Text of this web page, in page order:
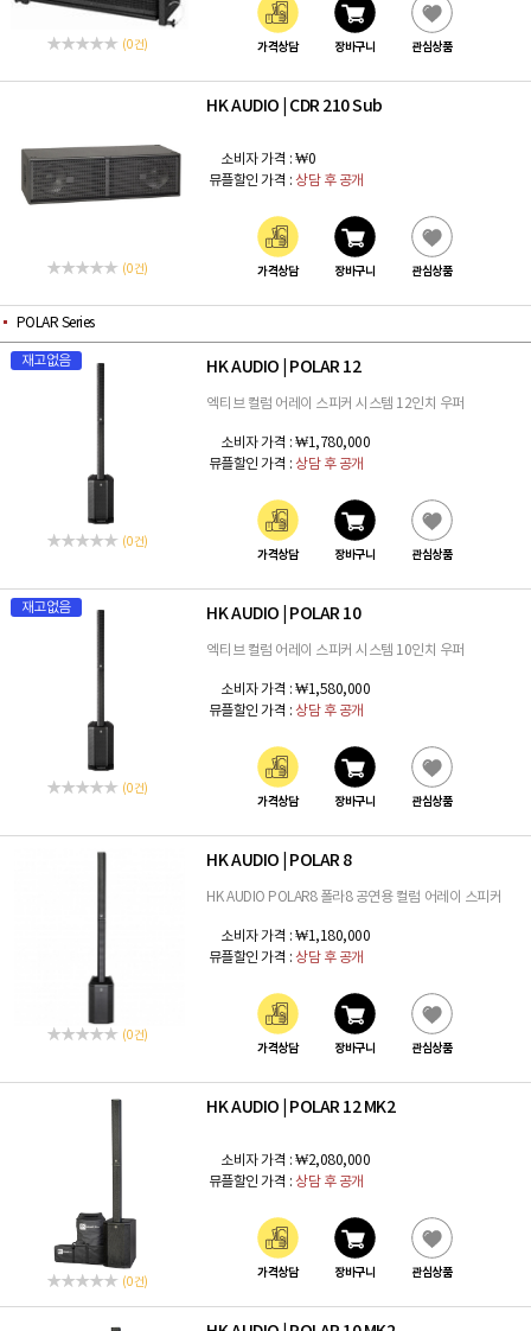
(0 건) 가격상담 장바구니 관심상품
(0 건)
HK AUDIO CDR 210 Sub
소비자 가격 : ₩0
뮤플할인 가격 : 상담 후 공개
가격상담 장바구니 관심상품
POLAR Series
재고없음
(0 건)
HK AUDIO POLAR 12
엑티브 컬럼 어레이 스피커 시스템 12인치 우퍼
소비자 가격 : ₩1,780,000
뮤플할인 가격 : 상담 후 공개
가격상담 장바구니 관심상품
재고없음
(0 건)
HK AUDIO POLAR 10
엑티브 컬럼 어레이 스피커 시스템 10인치 우퍼
소비자 가격 : ₩1,580,000
뮤플할인 가격 : 상담 후 공개
가격상담 장바구니 관심상품
(0 건)
HK AUDIO POLAR 8
HK AUDIO POLAR8 폴라8 공연용 컬럼 어레이 스피커
소비자 가격 : ₩1,180,000
뮤플할인 가격 : 상담 후 공개
가격상담 장바구니 관심상품
(0 건)
HK AUDIO POLAR 12 MK2
소비자 가격 : ₩2,080,000
뮤플할인 가격 : 상담 후 공개
가격상담 장바구니 관심상품